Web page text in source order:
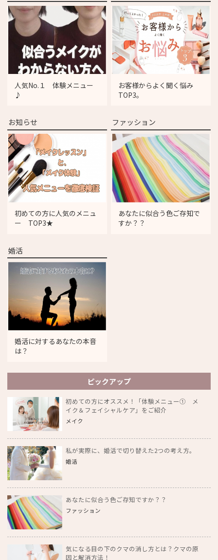
人気No.１ 体験メニュー
♪
お客様からよく聞く悩み
TOP3。
お知らせ
初めての方に人気のメニュ
ー TOP3★
ファッション
あなたに似合う色ご存知で
すか？？
婚活
婚活に対するあなたの本音
は？
ピックアップ
初めての方にオススメ！「体験メニュー① メ
イク＆フェイシャルケア」をご紹介
メイク
私が実際に、婚活で切り替えた2つの考え方。
婚活
あなたに似合う色ご存知ですか？？
ファッション
気になる目の下のクマの消し方とは？クマの原
因と解消方法！